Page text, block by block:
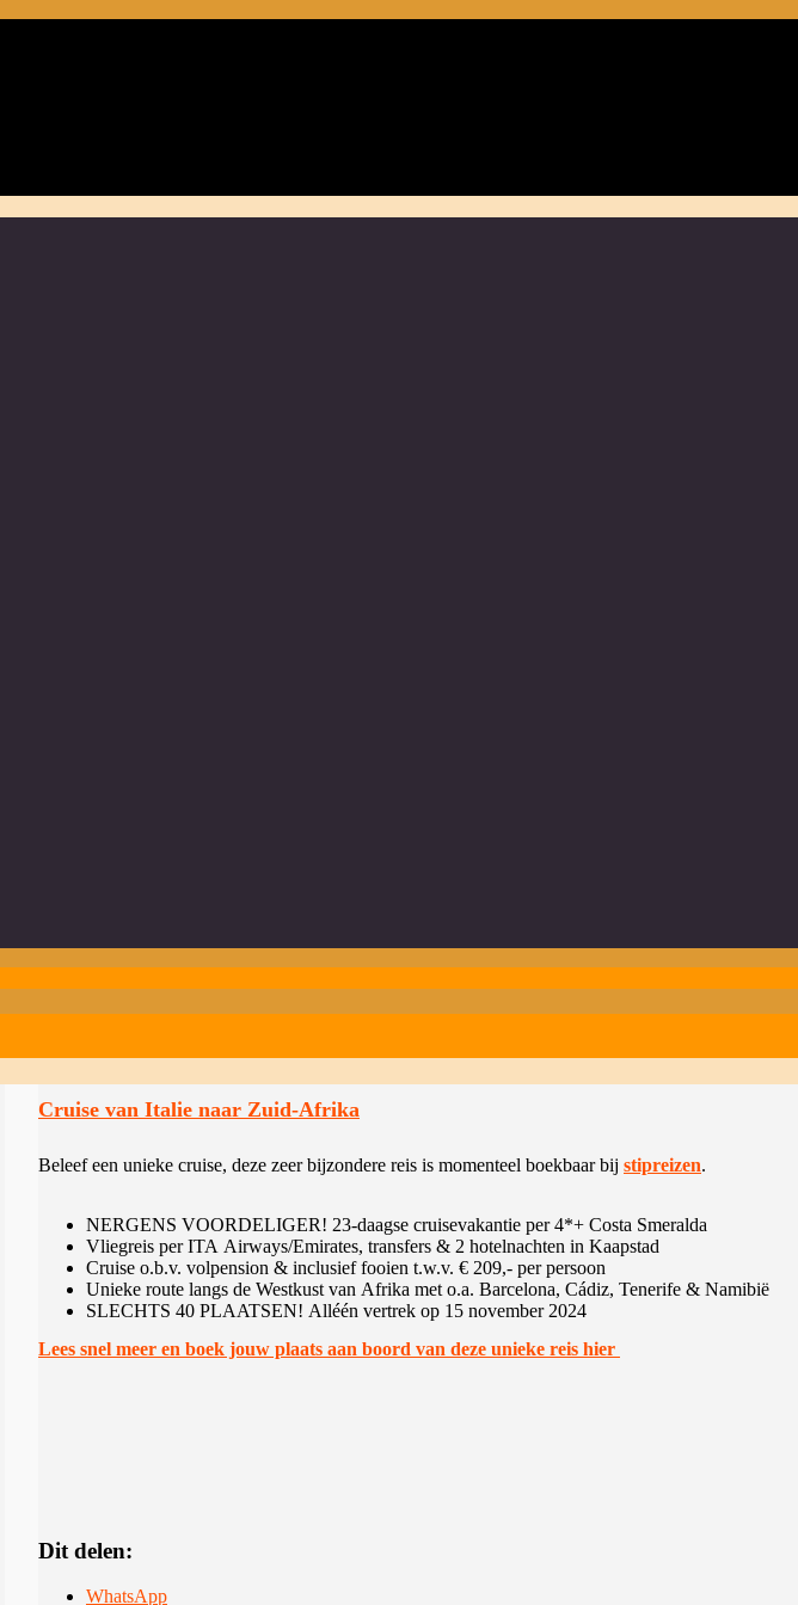
Cruise van Italie naar Zuid-Afrika
Beleef een unieke cruise, deze zeer bijzondere reis is momenteel boekbaar bij stipreizen.
NERGENS VOORDELIGER! 23-daagse cruisevakantie per 4*+ Costa Smeralda
Vliegreis per ITA Airways/Emirates, transfers & 2 hotelnachten in Kaapstad
Cruise o.b.v. volpension & inclusief fooien t.w.v. € 209,- per persoon
Unieke route langs de Westkust van Afrika met o.a. Barcelona, Cádiz, Tenerife & Namibië
SLECHTS 40 PLAATSEN! Alléén vertrek op 15 november 2024
Lees snel meer en boek jouw plaats aan boord van deze unieke reis hier
Dit delen:
WhatsApp